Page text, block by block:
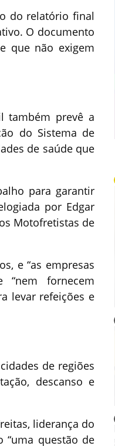
do relatório final
O documento
que não exigem
também prevê a
do Sistema de
de saúde que
para garantir
por Edgar
Motofretistas de
e “as empresas
“nem fornecem
levar refeições e
de regiões
descanso e
liderança do
“uma questão de